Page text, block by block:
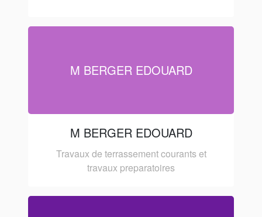
M BERGER EDOUARD
M BERGER EDOUARD
Travaux de terrassement courants et
travaux preparatoires